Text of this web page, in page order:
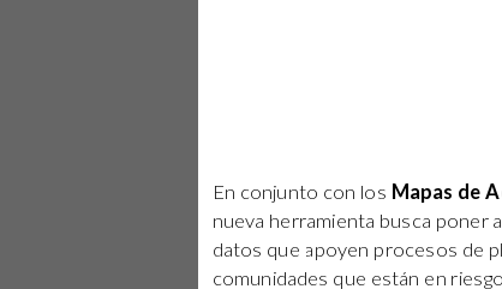
En conjunto con los Mapas de
nueva herramienta busca poner
datos que apoyen procesos de
comunidades que están en